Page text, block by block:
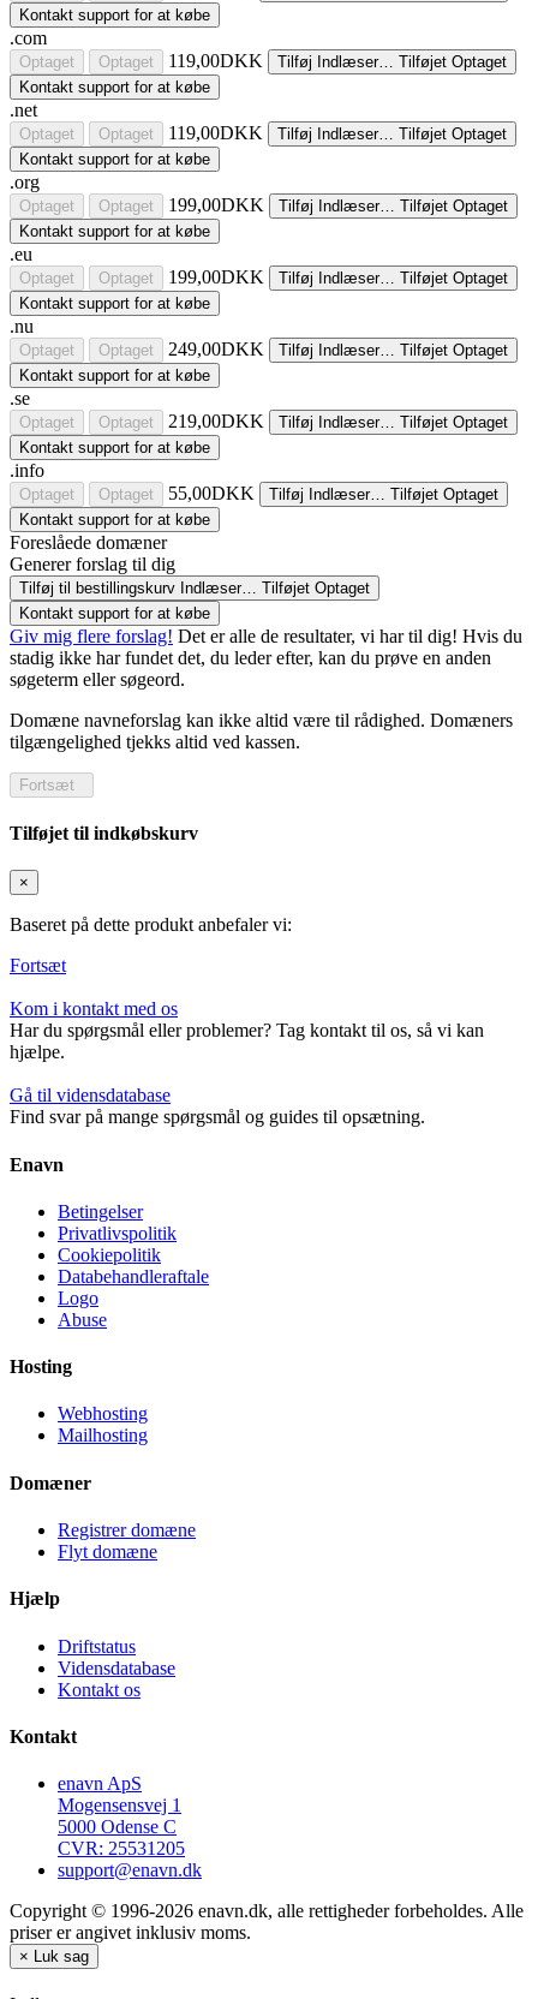
Kontakt support for at købe
.com
Optaget Optaget 119,00DKK Tilføj Indlæser… Tilføjet Optaget
Kontakt support for at købe
.net
Optaget Optaget 119,00DKK Tilføj Indlæser… Tilføjet Optaget
Kontakt support for at købe
.org
Optaget Optaget 199,00DKK Tilføj Indlæser… Tilføjet Optaget
Kontakt support for at købe
.eu
Optaget Optaget 199,00DKK Tilføj Indlæser… Tilføjet Optaget
Kontakt support for at købe
.nu
Optaget Optaget 249,00DKK Tilføj Indlæser… Tilføjet Optaget
Kontakt support for at købe
.se
Optaget Optaget 219,00DKK Tilføj Indlæser… Tilføjet Optaget
Kontakt support for at købe
.info
Optaget Optaget 55,00DKK Tilføj Indlæser… Tilføjet Optaget
Kontakt support for at købe
Foreslåede domæner
Generer forslag til dig
Tilføj til bestillingskurv Indlæser… Tilføjet Optaget
Kontakt support for at købe
Giv mig flere forslag! Det er alle de resultater, vi har til dig! Hvis du
stadig ikke har fundet det, du leder efter, kan du prøve en anden
søgeterm eller søgeord.
Domæne navneforslag kan ikke altid være til rådighed. Domæners
tilgængelighed tjekks altid ved kassen.
Tilføjet til indkøbskurv
×
Baseret på dette produkt anbefaler vi:
Fortsæt
Kom i kontakt med os
Har du spørgsmål eller problemer? Tag kontakt til os, så vi kan
hjælpe.
Gå til vidensdatabase
Find svar på mange spørgsmål og guides til opsætning.
Enavn
Betingelser
Privatlivspolitik
Cookiepolitik
Databehandleraftale
Logo
Abuse
Hosting
Webhosting
Mailhosting
Domæner
Registrer domæne
Flyt domæne
Hjælp
Driftstatus
Vidensdatabase
Kontakt os
Kontakt
enavn ApS
Mogensensvej 1
5000 Odense C
CVR: 25531205
support@enavn.dk
Copyright © 1996-2026 enavn.dk, alle rettigheder forbeholdes. Alle
priser er angivet inklusiv moms.
× Luk sag